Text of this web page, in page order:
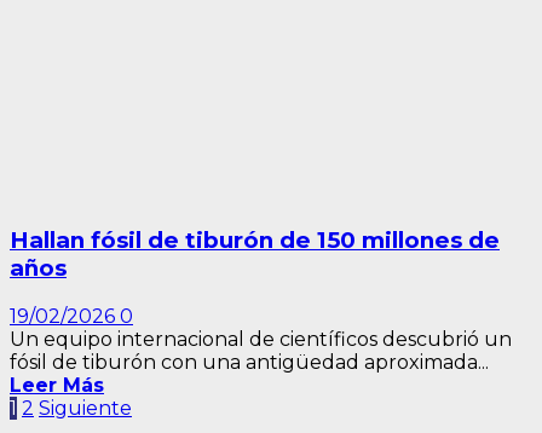
Hallan fósil de tiburón de 150 millones de
años
19/02/2026 0
Un equipo internacional de científicos descubrió un
fósil de tiburón con una antigüedad aproximada...
Leer Más
Paginación
1 2 Siguiente